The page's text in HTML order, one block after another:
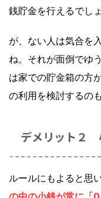
銭貯金を行えるでしょ
が、ない人は気合を
ね。それが面倒でゆ
は家での貯金箱の方
の利用を検討するの
デメリット２
ルールにもよると思